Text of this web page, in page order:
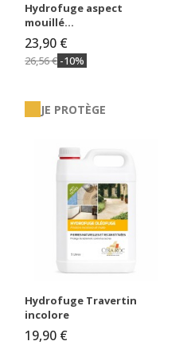
Hydrofuge aspect
mouillé...
26,56 € -10%
23,90 €
JE PROTÈGE
Hydrofuge Travertin
incolore
19,90 €